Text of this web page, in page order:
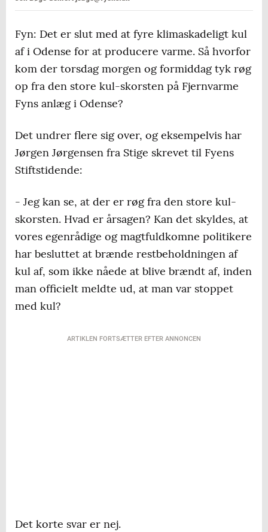
Fyn: Det er slut med at fyre klimaskadeligt kul
af i Odense for at producere varme. Så hvorfor
kom der torsdag morgen og formiddag tyk røg
op fra den store kul-skorsten på Fjernvarme
Fyns anlæg i Odense?
Det undrer flere sig over, og eksempelvis har
Jørgen Jørgensen fra Stige skrevet til Fyens
Stiftstidende:
- Jeg kan se, at der er røg fra den store kul-
skorsten. Hvad er årsagen? Kan det skyldes, at
vores egenrådige og magtfuldkomne politikere
har besluttet at brænde restbeholdningen af
kul af, som ikke nåede at blive brændt af, inden
man officielt meldte ud, at man var stoppet
med kul?
ARTIKLEN FORTSÆTTER EFTER ANNONCEN
Det korte svar er nej.